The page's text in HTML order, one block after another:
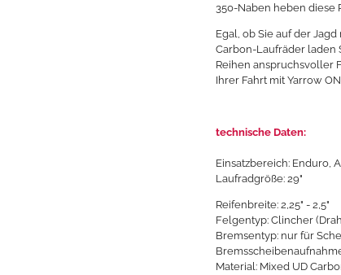
350-Naben heben diese
Egal, ob Sie auf der
Carbon-Laufräder laden
Reihen anspruchsvoller
Ihrer Fahrt mit Yarrow
technische Daten:
Einsatzbereich: Enduro,
Laufradgröße: 29"
Reifenbreite: 2,25" - 2,5"
Felgentyp: Clincher
Bremsentyp: nur für
Material: Mixed UD